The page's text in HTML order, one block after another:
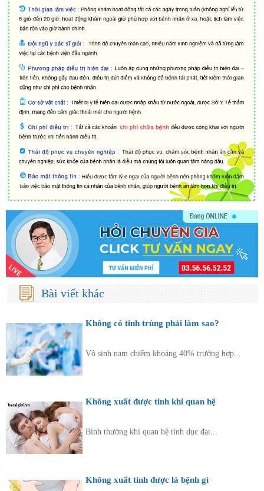
Bài viết khác
Không có tinh trùng phải làm sao?
Vô sinh nam chiếm khoảng 40% trường hợp...
Không xuất được tinh khi quan hệ
Bình thường khi quan hệ tình dục đạt...
Không xuất tinh được là bệnh gì